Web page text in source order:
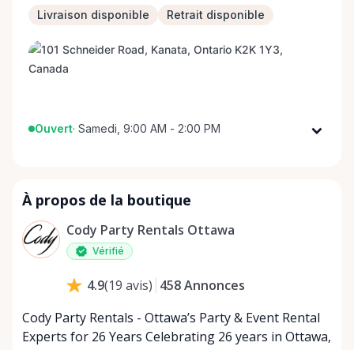
Livraison disponible Retrait disponible
Ouvert· Samedi, 9:00 AM - 2:00 PM
Mercredi
Jeudi
9:00 AM - 5:00 PM
Vendredi
Dimanche
À propos de la boutique
Cody Party Rentals Ottawa
Vérifié
4.9(19 avis) 458Annonces
Cody Party Rentals - Ottawa’s Party & Event Rental
Experts for 26 Years Celebrating 26 years in Ottawa,